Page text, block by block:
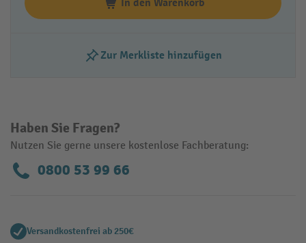
Zur Merkliste hinzufügen
Haben Sie Fragen?
Nutzen Sie gerne unsere kostenlose Fachberatung:
0800 53 99 66
Versandkostenfrei ab 250€